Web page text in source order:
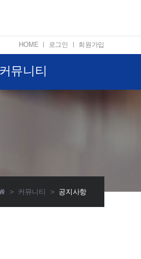
HOME 로그인 회원가입
커뮤니티
> 커뮤니티 > 공지사항